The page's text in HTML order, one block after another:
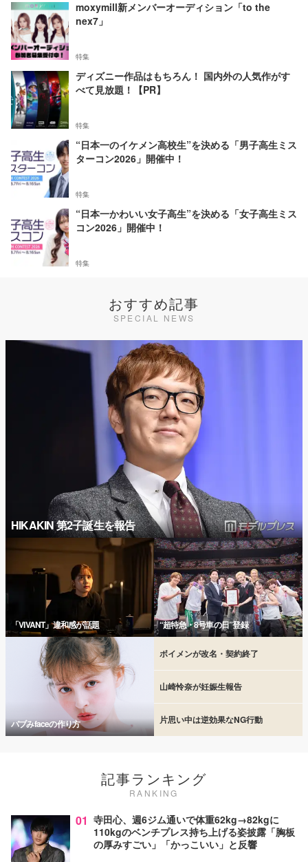
moxymill新メンバーオーディション「to the
nex7」
特集
ディズニー作品はもちろん！ 国内外の人気作がす
べて見放題！【PR】
特集
“日本一のイケメン高校生”を決める「男子高生ミス
ターコン2026」開催中！
特集
“日本一かわいい女子高生”を決める「女子高生ミス
コン2026」開催中！
特集
おすすめ記事
SPECIAL NEWS
HIKAKIN 第2子誕生を報告
「VIVANT」違和感が話題 “超特急・8号車の日”登録
バブみfaceの作り方
ボイメンが改名・契約終了
山崎怜奈が妊娠生報告
片思い中は逆効果なNG行動
記事ランキング
RANKING
01 寺田心、週6ジム通いで体重62kg→82kgに
110kgのベンチプレス持ち上げる姿披露「胸板
の厚みすごい」「かっこいい」と反響